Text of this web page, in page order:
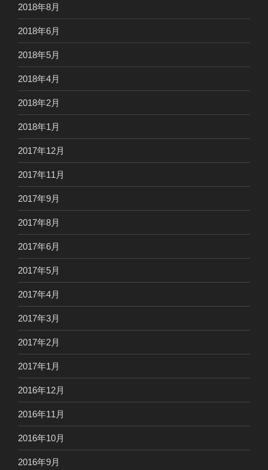
2018年8月
2018年6月
2018年5月
2018年4月
2018年2月
2018年1月
2017年12月
2017年11月
2017年9月
2017年8月
2017年6月
2017年5月
2017年4月
2017年3月
2017年2月
2017年1月
2016年12月
2016年11月
2016年10月
2016年9月